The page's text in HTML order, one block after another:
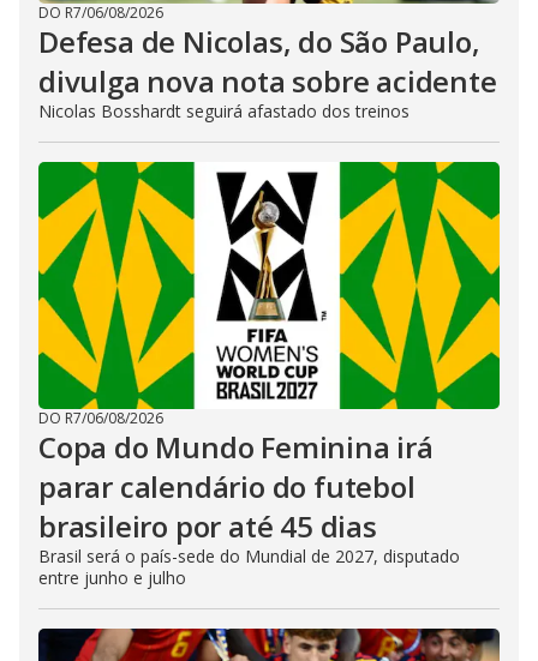
DO R7/06/08/2026
Defesa de Nicolas, do São Paulo,
divulga nova nota sobre acidente
Nicolas Bosshardt seguirá afastado dos treinos
DO R7/06/08/2026
Copa do Mundo Feminina irá
parar calendário do futebol
brasileiro por até 45 dias
Brasil será o país-sede do Mundial de 2027, disputado
entre junho e julho